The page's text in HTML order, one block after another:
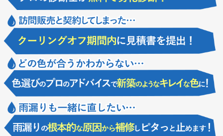
2026/07/31
海部郡大治町のお客様より、屋根・外壁その他塗装工事の御見積依頼を頂き
ました！
2026/07/30
名古屋市名東区のお客様より、屋上バルコニー防水工事の御見積依頼を頂き
ました！
2026/07/29
名古屋市千種区のお客様より、エントランス雨漏り修繕工事の御見積依頼を
頂きました！
誠に勝手ながら、社内研修のため下記日程を休業とさせていただきます。 7
月8日（火）～7月9日（水）：社内研修のため休業 7月10日（木）：定休日 7
月11日（金）より通常営業いたします。 …
2025/05/24
「グランドオープン10周年リニューアル祭」ご来場ありがとうございまし
た！
このたびは、グランドオープン10周年リニューアル祭にご来場いただき、誠
にありがとうございました。 5月17日～18日に開催された本イベントは、初
日の午前中こそあいにくの雨となりましたが、午後には…
2025/05/08
5月17・18日開催 グランドオープン10周年リニューアル祭